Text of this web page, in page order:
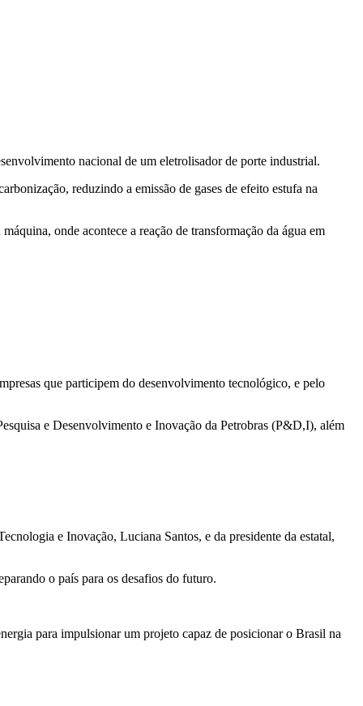
nacional de um eletrolisador de porte industrial.
reduzindo a emissão de gases de efeito estufa na
onde acontece a reação de transformação da água em
que participem do desenvolvimento tecnológico, e pelo
e Desenvolvimento e Inovação da Petrobras (P&D,I), além
e Inovação, Luciana Santos, e da presidente da estatal,
o país para os desafios do futuro.
para impulsionar um projeto capaz de posicionar o Brasil na